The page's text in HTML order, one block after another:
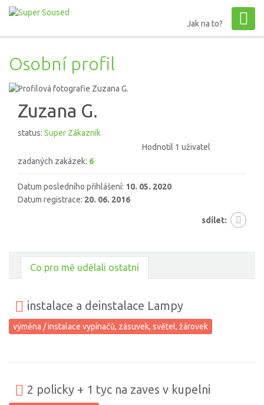
Jak na to?
Osobní profil
Zuzana G.
status: Super Zákazník
Hodnotil 1 uživatel
zadaných zakázek: 6
Datum posledního přihlášení: 10. 05. 2020
Datum registrace: 20. 06. 2016
sdílet:
Co pro mě udělali ostatní
instalace a deinstalace Lampy
výměna / instalace vypínačů, zásuvek, světel, žárovek
2 policky + 1 tyc na zaves v kupelni